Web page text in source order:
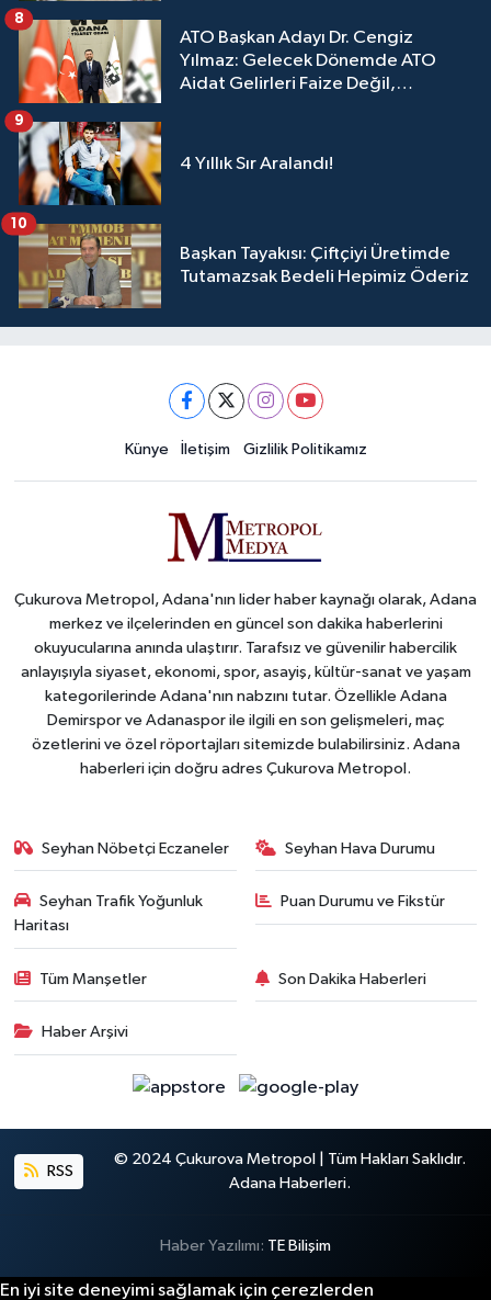
ATO Başkan Adayı Dr. Cengiz
Yılmaz: Gelecek Dönemde ATO
Aidat Gelirleri Faize Değil,
8
4 Yıllık Sır Aralandı!
9
Başkan Tayakısı: Çiftçiyi Üretimde
Tutamazsak Bedeli Hepimiz Öderiz
10
Künye İletişim Gizlilik Politikamız
Çukurova Metropol, Adana'nın lider haber kaynağı olarak, Adana
merkez ve ilçelerinden en güncel son dakika haberlerini
okuyucularına anında ulaştırır. Tarafsız ve güvenilir habercilik
anlayışıyla siyaset, ekonomi, spor, asayiş, kültür-sanat ve yaşam
kategorilerinde Adana'nın nabzını tutar. Özellikle Adana
Demirspor ve Adanaspor ile ilgili en son gelişmeleri, maç
özetlerini ve özel röportajları sitemizde bulabilirsiniz. Adana
haberleri için doğru adres Çukurova Metropol.
Seyhan Nöbetçi Eczaneler Seyhan Hava Durumu
Seyhan Trafik Yoğunluk
Haritası
Puan Durumu ve Fikstür
Tüm Manşetler Son Dakika Haberleri
Haber Arşivi
RSS
© 2024 Çukurova Metropol | Tüm Hakları Saklıdır.
Adana Haberleri.
Haber Yazılımı: TE Bilişim
En iyi site deneyimi sağlamak için çerezlerden